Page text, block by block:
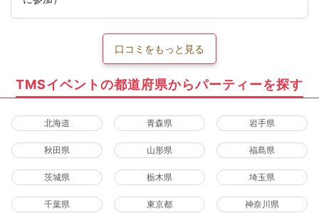
口コミをもっと見る
TMSイベントの都道府県からパーティーを探す
北海道 青森県 岩手県
秋田県 山形県 福島県
茨城県 栃木県 埼玉県
千葉県 東京都 神奈川県